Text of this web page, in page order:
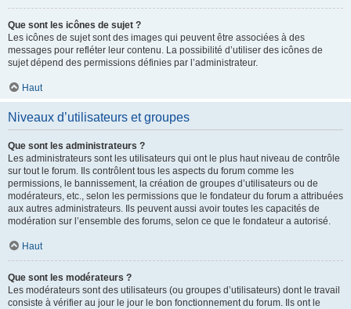
Que sont les icônes de sujet ?
Les icônes de sujet sont des images qui peuvent être associées à des
messages pour refléter leur contenu. La possibilité d’utiliser des icônes de
sujet dépend des permissions définies par l’administrateur.
Haut
Niveaux d’utilisateurs et groupes
Que sont les administrateurs ?
Les administrateurs sont les utilisateurs qui ont le plus haut niveau de contrôle
sur tout le forum. Ils contrôlent tous les aspects du forum comme les
permissions, le bannissement, la création de groupes d’utilisateurs ou de
modérateurs, etc., selon les permissions que le fondateur du forum a attribuées
aux autres administrateurs. Ils peuvent aussi avoir toutes les capacités de
modération sur l’ensemble des forums, selon ce que le fondateur a autorisé.
Haut
Que sont les modérateurs ?
Les modérateurs sont des utilisateurs (ou groupes d’utilisateurs) dont le travail
consiste à vérifier au jour le jour le bon fonctionnement du forum. Ils ont le